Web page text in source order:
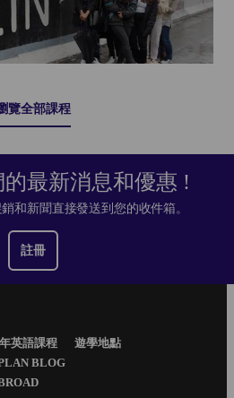
覽全部課程
最新消息和優惠 !
和新聞直接發送到您的收件箱。
註冊
英語課程
遊學地點
BLOG